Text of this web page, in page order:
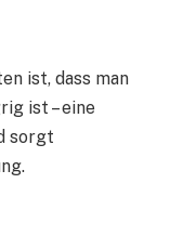
ist, dass man
ist – eine
sorgt